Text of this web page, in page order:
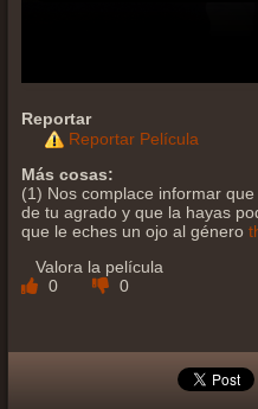
Reportar
Reportar Película
Más cosas:
(1) Nos complace informar
de tu agrado y que la hayas
que le eches un ojo al género
Valora la película
0
0